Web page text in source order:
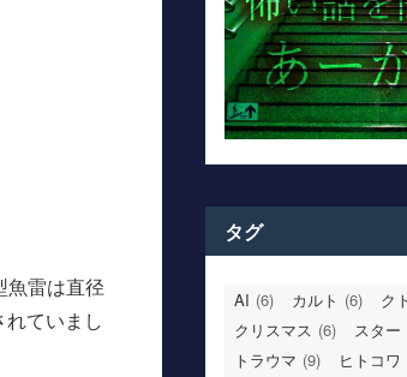
魚雷は直径
ていまし
タグ
AI (6) カルト (6) ク
クリスマス (6) スター
トラウマ (9) ヒトコワ